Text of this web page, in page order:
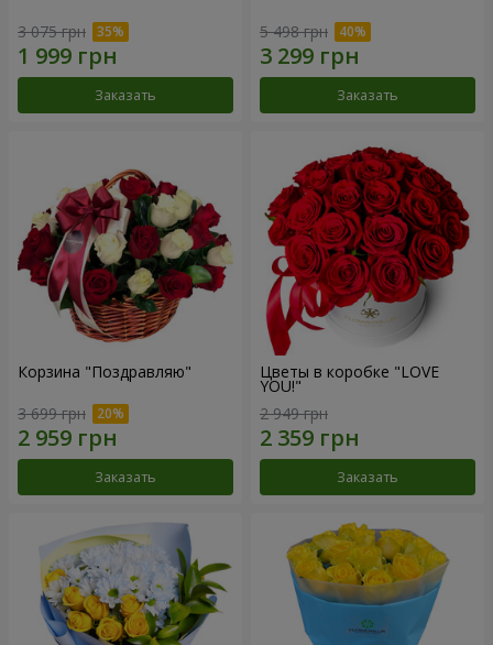
3 075 грн
Заказать
5 498 грн
Заказать
Корзина "Поздравляю"
3 699 грн
Заказать
Цветы в коробке "LOVE
YOU!"
2 949 грн
Заказать